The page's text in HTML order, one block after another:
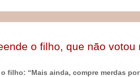
o filho, que não votou
filho: “Mais ainda, compre merdas